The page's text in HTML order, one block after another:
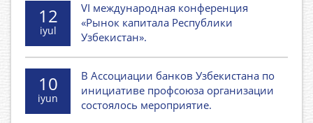
12
iyul
VI международная конференция
«Рынок капитала Республики
Узбекистан».
10
iyun
В Ассоциации банков Узбекистана по
инициативе профсоюза организации
состоялось мероприятие.